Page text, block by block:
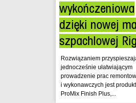
wykończeniowa
dzięki nowej
szpachlowej
Rozwiązaniem
jednocześnie ułatwiającym
prowadzenie prac
i wykonawczych jest
ProMix Finish Plus,...